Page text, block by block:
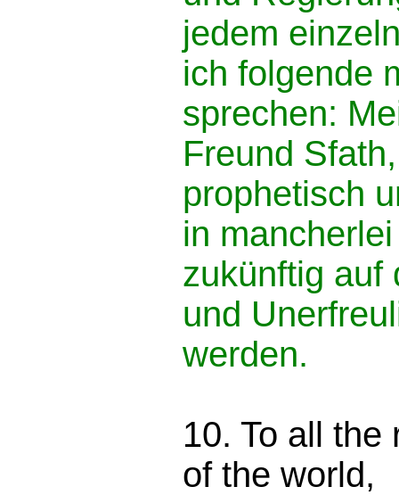
jedem
ich folgende
sprechen:
Freund
prophetisch
in
zukünftig auf
und
werden.
10. To all the
of the world,